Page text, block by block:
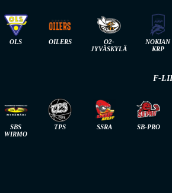
OLS OILERS
O2-
JYVÄSKYLÄ
NOKIAN
KRP
F-
SBS
WIRMO
TPS SSRA SB-PRO